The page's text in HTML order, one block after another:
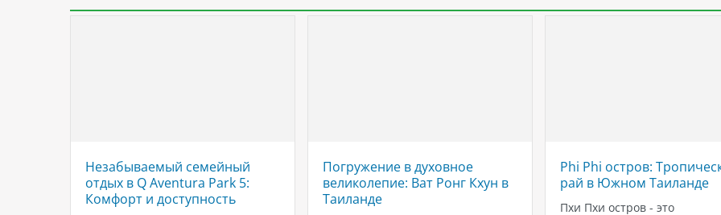
Незабываемый семейный
отдых в Q Aventura Park 5:
Комфорт и доступность
Погружение в духовное
великолепие: Ват Ронг Кхун в
Таиланде
Phi Phi остров:
рай в Южном Таиланде
Пхи Пхи остров - это